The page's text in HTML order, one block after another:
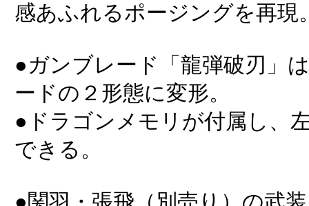
感あふれるポージングを再現
●ガンブレード「龍弾破刃」
ードの２形態に変形。
●ドラゴンメモリが付属し、
できる。